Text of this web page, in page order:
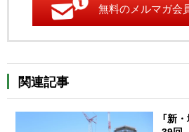
無料のメルマガ会
関連記事
「新